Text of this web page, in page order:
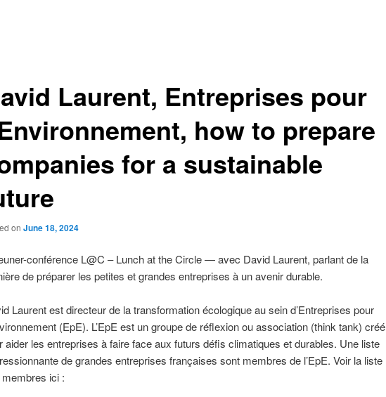
Laurent, Entreprises pour
how to prepare
for a sustainable
on June 18, 2024
conférence L@C – Lunch at the Circle — avec David Laurent, parlant de la
de préparer les petites et grandes entreprises à un avenir durable.
Laurent est directeur de la transformation écologique au sein d’Entreprises pour
(EpE). L’EpE est un groupe de réflexion ou association (think tank) créé
aider les entreprises à faire face aux futurs défis climatiques et durables. Une liste
de grandes entreprises françaises sont membres de l’EpE. Voir la liste
ici :